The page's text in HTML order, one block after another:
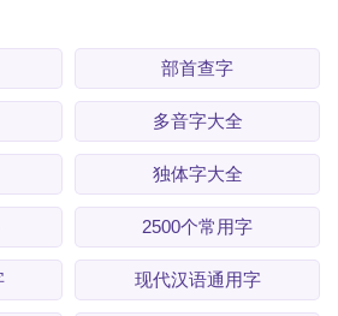
部首查字
多音字大全
独体字大全
2500个常用字
现代汉语通用字